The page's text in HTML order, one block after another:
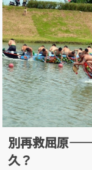
別再救屈原——
久？